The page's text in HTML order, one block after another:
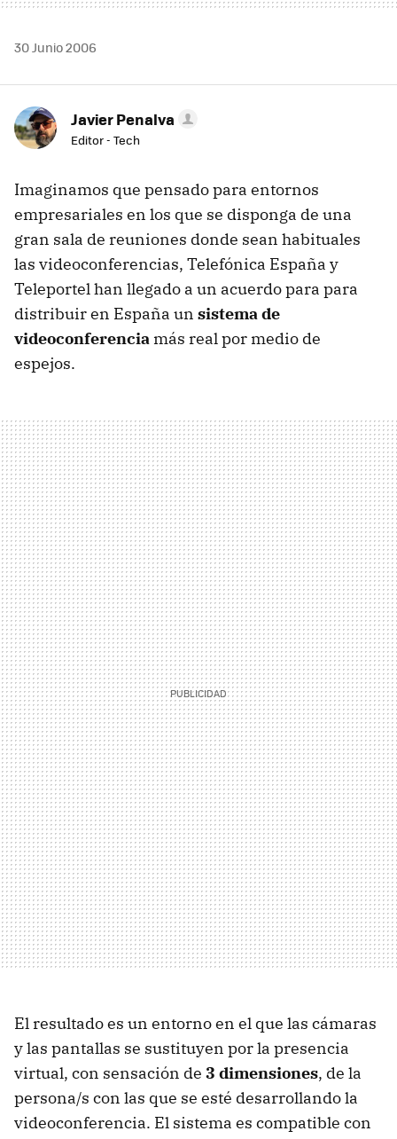
30 Junio 2006
Javier Penalva
Editor - Tech
Imaginamos que pensado para entornos
empresariales en los que se disponga de una
gran sala de reuniones donde sean habituales
las videoconferencias, Telefónica España y
Teleportel han llegado a un acuerdo para para
distribuir en España un sistema de
videoconferencia más real por medio de
espejos.
El resultado es un entorno en el que las cámaras
y las pantallas se sustituyen por la presencia
virtual, con sensación de 3 dimensiones, de la
persona/s con las que se esté desarrollando la
videoconferencia. El sistema es compatible con